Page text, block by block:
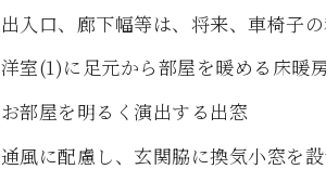
出入口、廊下幅等は、将来、車椅子
洋室(1)に足元から部屋を暖める床暖
お部屋を明るく演出する出窓
通風に配慮し、玄関脇に換気小窓を